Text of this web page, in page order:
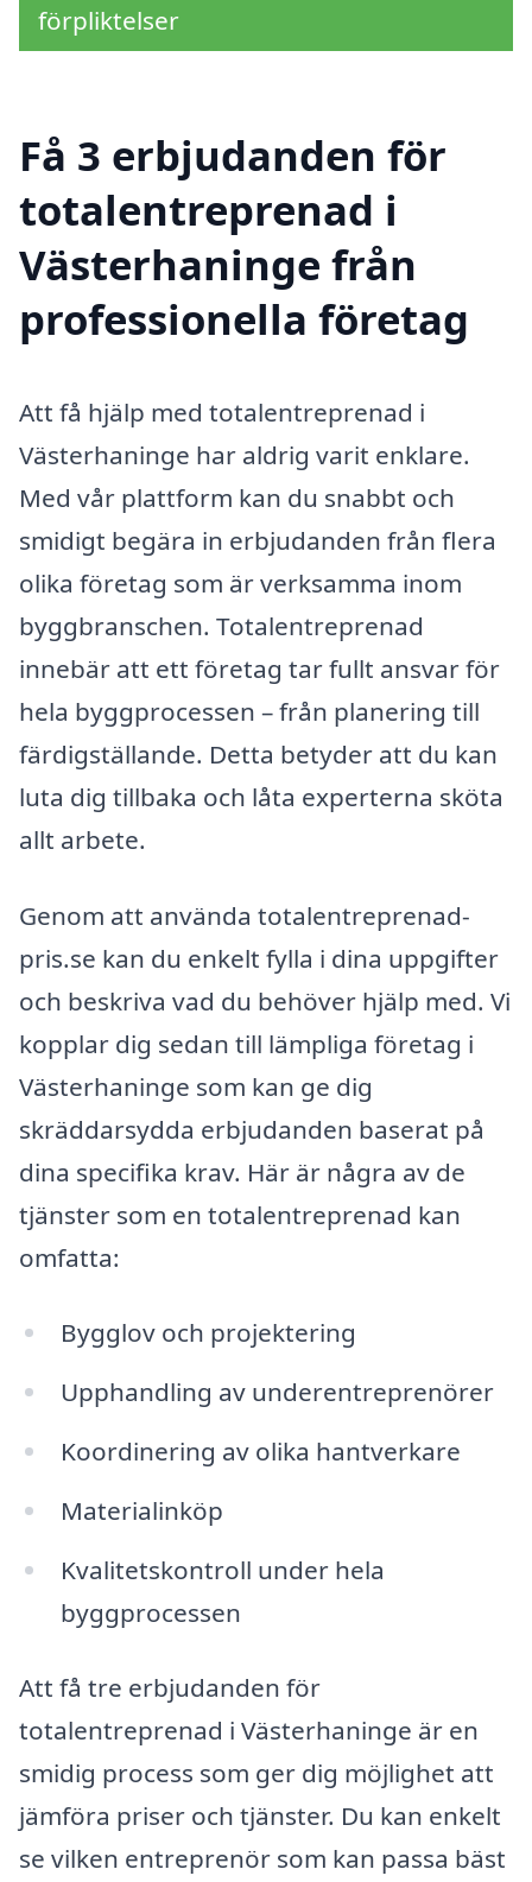
förpliktelser
Få 3 erbjudanden för
totalentreprenad i
Västerhaninge från
professionella företag
Att få hjälp med totalentreprenad i
Västerhaninge har aldrig varit enklare.
Med vår plattform kan du snabbt och
smidigt begära in erbjudanden från flera
olika företag som är verksamma inom
byggbranschen. Totalentreprenad
innebär att ett företag tar fullt ansvar för
hela byggprocessen – från planering till
färdigställande. Detta betyder att du kan
luta dig tillbaka och låta experterna sköta
allt arbete.
Genom att använda totalentreprenad-
pris.se kan du enkelt fylla i dina uppgifter
och beskriva vad du behöver hjälp med. Vi
kopplar dig sedan till lämpliga företag i
Västerhaninge som kan ge dig
skräddarsydda erbjudanden baserat på
dina specifika krav. Här är några av de
tjänster som en totalentreprenad kan
omfatta:
Bygglov och projektering
Upphandling av underentreprenörer
Koordinering av olika hantverkare
Materialinköp
Kvalitetskontroll under hela
byggprocessen
Att få tre erbjudanden för
totalentreprenad i Västerhaninge är en
smidig process som ger dig möjlighet att
jämföra priser och tjänster. Du kan enkelt
se vilken entreprenör som kan passa bäst